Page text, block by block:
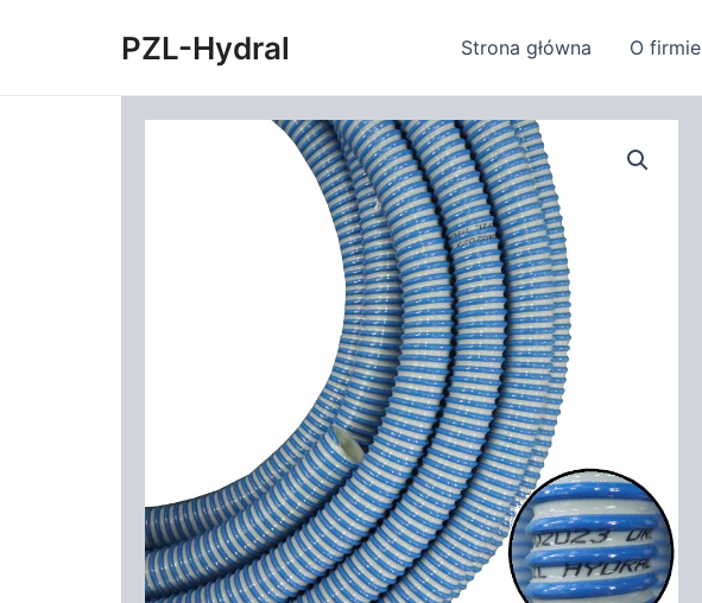
PZL-Hydral Strona główna O firmie